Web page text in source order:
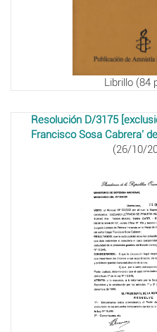
Librillo (84
Resolución D/3175
Francisco Sosa Cabrera'
(26/10/